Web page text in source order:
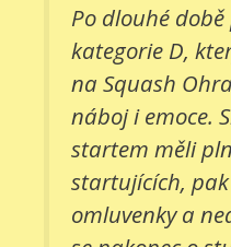
Po dlouhé
kategorie D,
na Squash
náboj i emoce.
startem měli
startujících,
omluvenky a